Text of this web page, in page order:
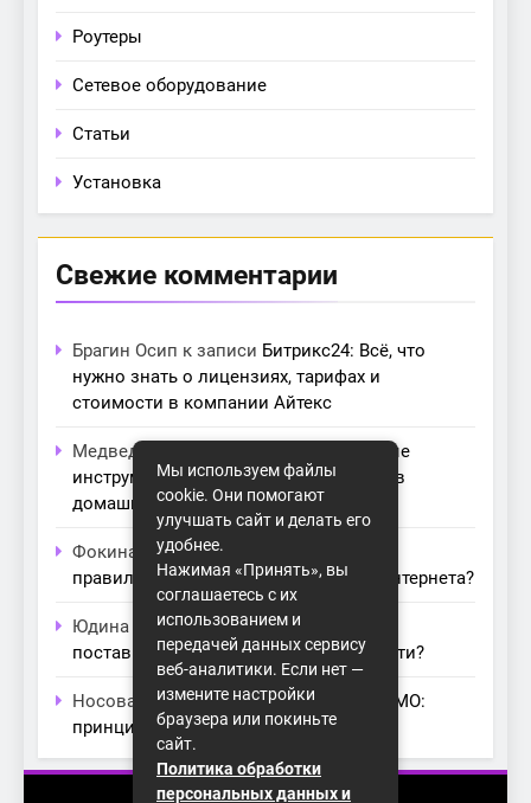
Роутеры
Сетевое оборудование
Статьи
Установка
Свежие комментарии
Брагин Осип к записи Битрикс24: Всё, что
нужно знать о лицензиях, тарифах и
стоимости в компании Айтекс
Медведева Амалия
Основные
инструменты для создания серверов в
домашних условиях
Фокина Невак записи
правильный модем для домашнего интернета?
Юдина Ивонак записиПроблемы с
поставщиками интернета: как их обойти?
Носова Агатак записиТехнология MIMO:
принципы работы и её преимущества
Мы используем файлы
cookie. Они помогают
улучшать сайт и делать его
удобнее.
Нажимая «Принять», вы
соглашаетесь с их
использованием и
передачей данных сервису
веб-аналитики. Если нет —
измените настройки
браузера или покиньте
сайт.
Политика обработки
персональных данных и